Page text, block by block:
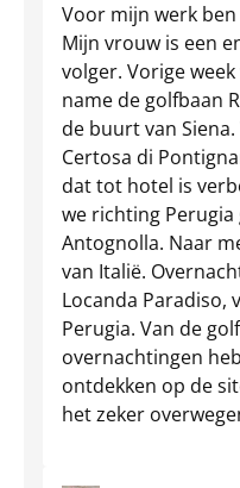
Voor mijn werk ben
Mijn vrouw is een
volger. Vorige
name de golfbaan
de buurt van
Certosa di
dat tot hotel is
we richting
Antognolla. Naar
van Italië.
Locanda Paradiso,
Perugia. Van de
overnachtingen
ontdekken op de
het zeker